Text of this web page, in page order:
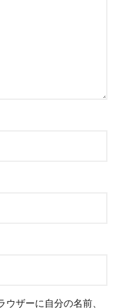
ザーに自分の名前、